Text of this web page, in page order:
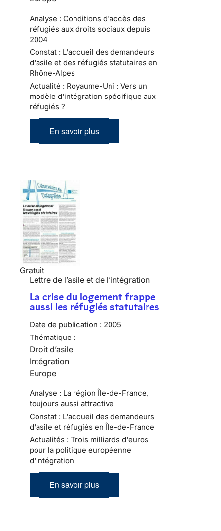
Analyse : Conditions d'accès des
réfugiés aux droits sociaux depuis
2004
Constat : L'accueil des demandeurs
d'asile et des réfugiés statutaires en
Rhône-Alpes
Actualité : Royaume-Uni : Vers un
modèle d'intégration spécifique aux
réfugiés ?
En savoir plus
Gratuit
Lettre de l’asile et de l’intégration
La crise du logement frappe
aussi les réfugiés statutaires
Date de publication : 2005
Thématique :
Droit d’asile
Intégration
Europe
Analyse : La région Île-de-France,
toujours aussi attractive
Constat : L'accueil des demandeurs
d'asile et réfugiés en Île-de-France
Actualités : Trois milliards d'euros
pour la politique européenne
d'intégration
En savoir plus